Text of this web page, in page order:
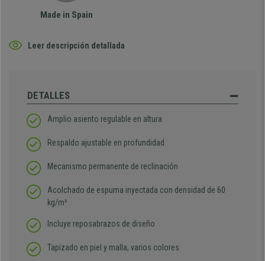
Made in Spain
Leer descripción detallada
DETALLES
Amplio asiento regulable en altura
Respaldo ajustable en profundidad
Mecanismo permanente de reclinación
Acolchado de espuma inyectada con densidad de 60
kg/m³
Incluye reposabrazos de diseño
Tapizado en piel y malla, varios colores